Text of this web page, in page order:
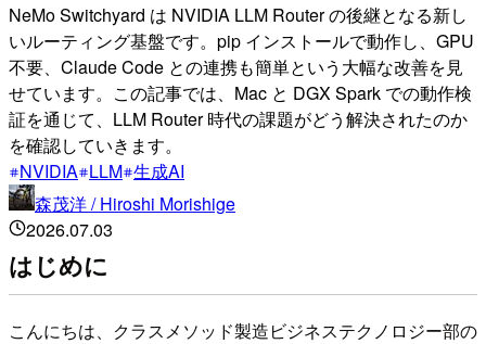
NeMo Switchyard は NVIDIA LLM Router の後継となる新し
いルーティング基盤です。pip インストールで動作し、GPU
不要、Claude Code との連携も簡単という大幅な改善を見
せています。この記事では、Mac と DGX Spark での動作検
証を通じて、LLM Router 時代の課題がどう解決されたのか
を確認していきます。
NVIDIA LLM 生成AI
森茂洋 / Hiroshi Morishige
2026.07.03
はじめに
こんにちは、クラスメソッド製造ビジネステクノロジー部の